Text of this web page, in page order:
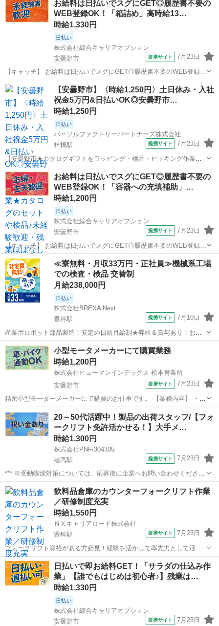
周辺！20代～40代のスタッフが多数活躍中★ 【コメント】 製造のお
仕事が豊富★未経験...
お給料は日払いでスグにGET◎履歴書不要の
WEB登録OK！「箱詰め」高時給13…
時給1,330円
日払い
株式会社綜合キャリアオプション
安曇野市
提携サイト 7月23日
【キャッチ】 お給料は日払いでスグにGET◎履歴書不要のWEB登録
OK！「箱詰め」高時給1330円～1663円！長野県安曇野市周辺！20代
～40代のスタッフが多数活躍中★ 【コメント】 製造のお仕事が豊富★
未経験で働いてみ...
長野 安曇野市 工場
【安曇野市】〈時給1,250円〉土日休み・入社
祝金5万円&日払いOK◎安曇野市…
時給1,250円
日払い
パーソルファクトリーパートナーズ株式会社
梓橋駅
提携サイト 7月23日
【安曇野市★カタログギフトをラッピング・検品・ピッキング作業】
★カタログのセット(カタログを箱や封筒に入れる) ★ラッピング(カタ
ログのプレゼント包装) ・梱包/・検品/・ピッキングなど ☆1人1人の作
業台がありますので、...
長野 安曇野市 梓橋駅
お給料は日払いでスグにGET◎履歴書不要の
WEB登録OK！「容器への充填補助」…
時給1,200円
日払い
株式会社綜合キャリアオプション
安曇野市
提携サイト 7月23日
【キャッチ】 お給料は日払いでスグにGET◎履歴書不要のWEB登録
OK！「容器への充填補助」高時給1200円！一日市場周辺！20代～40
代のスタッフが多数活躍中★ 【コメント】 弊社なら事前の職場見学が
多数！お仕事安心スタ...
長野 安曇野市 工場
≪寮無料・月収33万円・正社員≫機械系工場
での検査・検品 交替制
月給238,000円
日払い
株式会社BREXA Next
豊科駅
提携サイト 7月10日
産業用ロボット部品製造！安定の日給月給制★昇給＆賞与あり！お友
達やカップルとの応募OK！赴任旅費会社負担★送迎あり◎土日祝休み
×年間休日130日！作業着無償貸与★食堂利用可◎《長野県安曇野市》
人気の工場のお仕事 ◇産業用...
長野 安曇野市 豊科駅
小型モータメーカーにて購買業務
時給1,200円
株式会社ヒューマンインデックス 松本営業所
安曇野市
提携サイト 7月23日
精密小型モーターメーカーにて購買のお仕事です。 【業務内容】 ・各
現場からの発注依頼を確認し、購入先へ注文 ・注文後の納期管理、納
期調整（購入先、社内との調整業務） ・伝票の取りまとめ、整理業務
・部材の運搬作業 【ポイ...
長野 安曇野市 工場
20～50代活躍中！製品の出荷スタッフ/【フォ
ークリフト免許活かせる！】大手メ…
時給1,300円
株式会社PNF/304305
穂高駅
提携サイト 7月23日
*** ※受動喫煙対策については、応募後に企業へお問い合わせくださ
い。 派遣社員 社会保険制度あり 交通費支給、体を動かす、制服あ
り、車通勤OK
長野 安曇野市 穂高駅 その他
飲料品倉庫のカウンターフォークリフト作業
／研修制度充実
時給1,550円
ＮＸキャリアロード株式会社
豊科駅
提携サイト 7月23日
フォークリフト資格がある方必見！経験を活かして率先力として活躍
できる！ワークライフバランス充実で働こう♪ 【採用までの流れ】 ご
応募⇒面接登録会日時のご予約⇒面接⇒選考 WEB面接にて対応させて
いただきます♪ 皆様からの...
長野 安曇野市 豊科駅 仕分け
日払いで即お給料GET！「サラダの仕込み作
業」【誰でもはじめは初心者♪】残業は…
時給1,330円
日払い
株式会社綜合キャリアオプション
安曇野市
提携サイト 7月23日